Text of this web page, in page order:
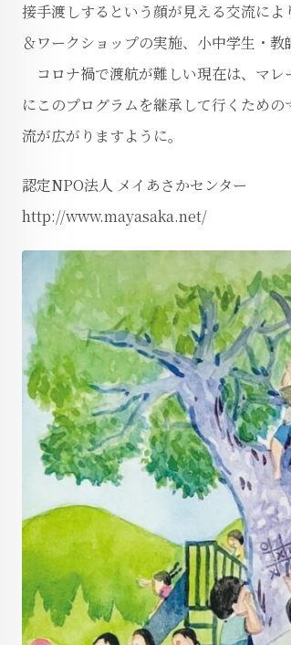
接手渡しするという顔が見える交流に
＆ワークショップの実施、小中学生・
コロナ禍で渡航が難しい現在は、マレ
にこのプログラムを継承して行くため
流が広がりますように。
認定NPO法人 メイあさかセンター
http://www.mayasaka.net/